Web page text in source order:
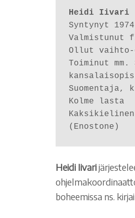
Heidi Iivari
Syntynyt
Valmistunut
Ollut vaihto-
Toiminut
Kolme lasta
(Enostone)
Heidi Iivari
boheemissa ns.